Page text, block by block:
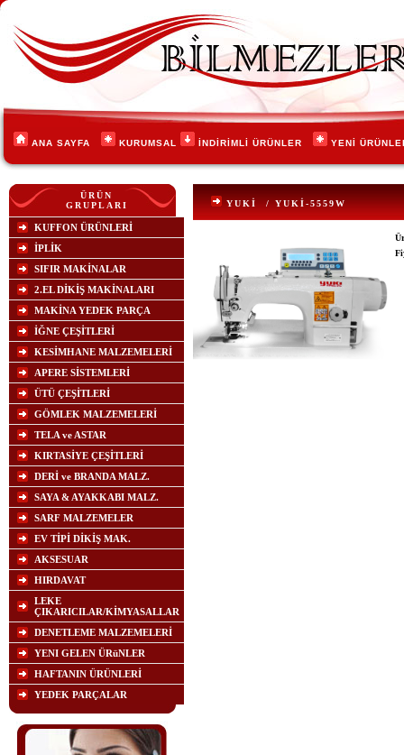
ANA SAYFA KURUMSAL İNDİRİMLİ ÜRÜNLER YENİ
ÜRÜN
GRUPLARI
KUFFON ÜRÜNLERİ
İPLİK
SIFIR MAKİNALAR
2.EL DİKİŞ MAKİNALARI
MAKİNA YEDEK PARÇA
İĞNE ÇEŞİTLERİ
KESİMHANE MALZEMELERİ
APERE SİSTEMLERİ
ÜTÜ ÇEŞİTLERİ
GÖMLEK MALZEMELERİ
TELA ve ASTAR
KIRTASİYE ÇEŞİTLERİ
DERİ ve BRANDA MALZ.
SAYA & AYAKKABI MALZ.
SARF MALZEMELER
EV TİPİ DİKİŞ MAK.
AKSESUAR
HIRDAVAT
LEKE
ÇIKARICILAR/KİMYASALLAR
DENETLEME MALZEMELERİ
YENI GELEN ÜRüNLER
HAFTANIN ÜRÜNLERİ
YEDEK PARÇALAR
YUKİ / YUKİ-5559W